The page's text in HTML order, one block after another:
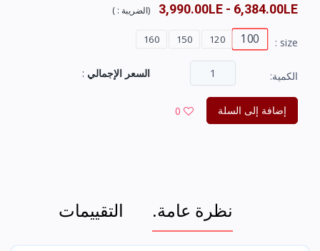
3,990.00LE - 6,384.00LE
(الضريبة : )
size :
100
120
150
160
الكمية: السعر الإجمالي :
إضافة إلى السلة 0
نظرة عامة. التقييمات